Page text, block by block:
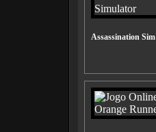
Assassination Sim